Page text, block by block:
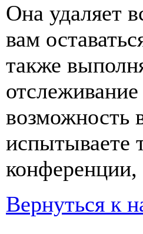
Она удаляет
вам
также
возможность
испытываете
Вернуться к